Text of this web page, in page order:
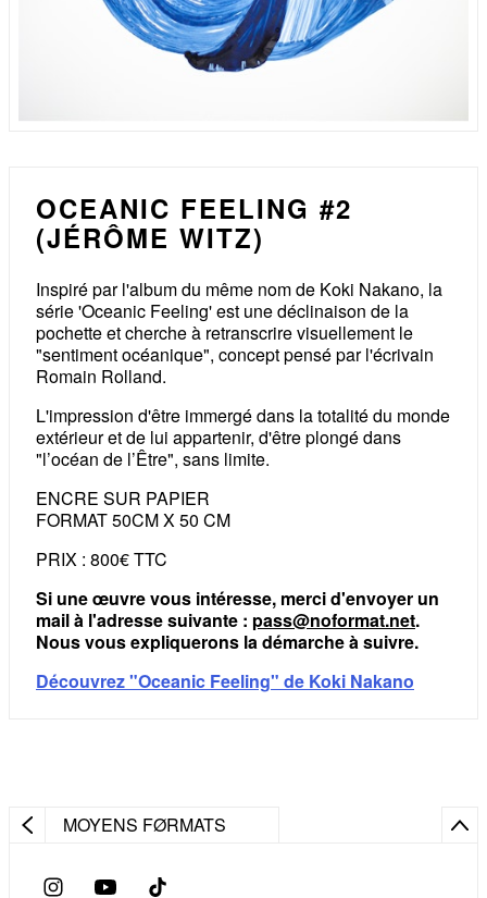
OCEANIC FEELING #2
(JÉRÔME WITZ)
Inspiré par l'album du même nom de Koki Nakano, la
série 'Oceanic Feeling' est une déclinaison de la
pochette et cherche à retranscrire visuellement le
"sentiment océanique", concept pensé par l'écrivain
Romain Rolland.
L'impression d'être immergé dans la totalité du monde
extérieur et de lui appartenir, d'être plongé dans
"l’océan de l’Être", sans limite.
ENCRE SUR PAPIER
FORMAT 50CM X 50 CM
PRIX : 800€ TTC
Si une œuvre vous intéresse, merci d'envoyer un
mail à l'adresse suivante : pass@noformat.net.
Nous vous expliquerons la démarche à suivre.
Découvrez "Oceanic Feeling" de Koki Nakano
MOYENS FØRMATS